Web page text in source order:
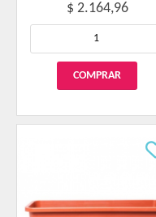
$ 2.164,96